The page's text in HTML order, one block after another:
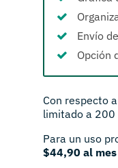
Envío
Opción
Con respecto
limitado a 200
Para un uso
$44,90 al